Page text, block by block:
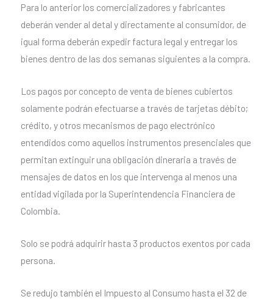
Para lo anterior los comercializadores y fabricantes
deberán vender al detal y directamente al consumidor, de
igual forma deberán expedir factura legal y entregar los
bienes dentro de las dos semanas siguientes a la compra.
Los pagos por concepto de venta de bienes cubiertos
solamente podrán efectuarse a través de tarjetas débito;
crédito, y otros mecanismos de pago electrónico
entendidos como aquellos instrumentos presenciales que
permitan extinguir una obligación dineraria a través de
mensajes de datos en los que intervenga al menos una
entidad vigilada por la Superintendencia Financiera de
Colombia.
Solo se podrá adquirir hasta 3 productos exentos por cada
persona.
Se redujo también el Impuesto al Consumo hasta el 32 de